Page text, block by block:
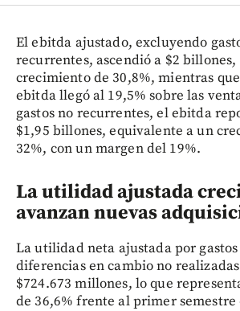
El ebitda ajustado, excluyendo
recurrentes, ascendió a $2 billones,
crecimiento de 30,8%, mientras
ebitda llegó al 19,5% sobre las
gastos no recurrentes, el ebitda
$1,95 billones, equivalente a un
32%, con un margen del 19%.
La utilidad ajustada
avanzan nuevas
La utilidad neta ajustada por
diferencias en cambio no
$724.673 millones, lo que
de 36,6% frente al primer semestre